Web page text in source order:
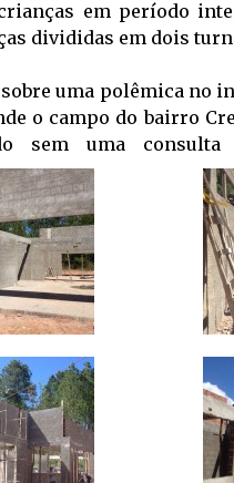
em período
divididas em dois
uma polêmica no
o campo do bairro
sem uma consulta